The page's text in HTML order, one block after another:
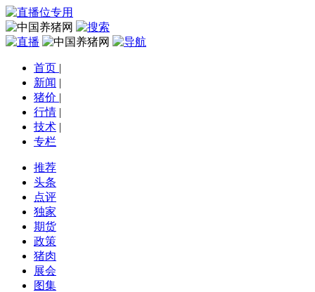
首页 |
新闻 |
猪价 |
行情 |
技术 |
专栏
推荐
头条
点评
独家
期货
政策
猪肉
展会
图集